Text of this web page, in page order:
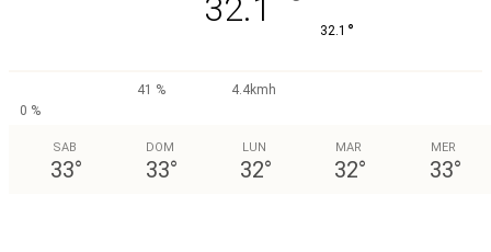
32.1
32.1 °
41 %
4.4kmh
0 %
SAB
33°
DOM
33°
LUN
32°
MAR
32°
MER
33°